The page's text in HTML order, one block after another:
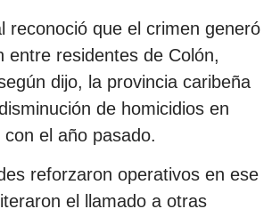
reconoció que el crimen generó
entre residentes de Colón,
dijo, la provincia caribeña
de homicidios en
el año pasado.
reforzaron operativos en ese
el llamado a otras